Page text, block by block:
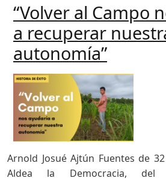
“Volver al Campo
a recuperar
autonomía”
Arnold Josué Ajtún Fuentes de
Aldea la Democracia, del